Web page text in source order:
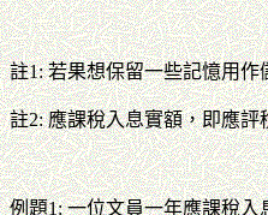
註1: 若果想保留一些記憶用
註2: 應課稅入息實額，即應
例題1: 一位文員一年應課稅入